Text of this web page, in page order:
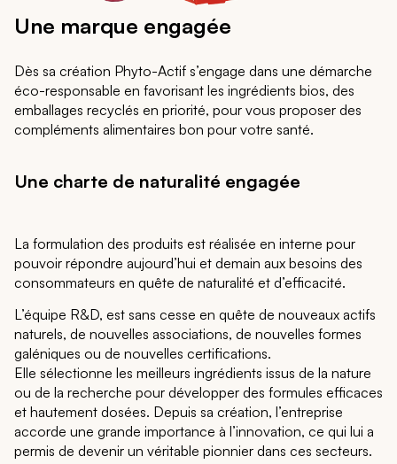
Une marque engagée
Dès sa création Phyto-Actif s’engage dans une démarche
éco-responsable en favorisant les ingrédients bios, des
emballages recyclés en priorité, pour vous proposer des
compléments alimentaires bon pour votre santé.
Une charte de naturalité engagée
La formulation des produits est réalisée en interne pour
pouvoir répondre aujourd’hui et demain aux besoins des
consommateurs en quête de naturalité et d’efficacité.
L’équipe R&D, est sans cesse en quête de nouveaux actifs
naturels, de nouvelles associations, de nouvelles formes
galéniques ou de nouvelles certifications.
Elle sélectionne les meilleurs ingrédients issus de la nature
ou de la recherche pour développer des formules efficaces
et hautement dosées. Depuis sa création, l’entreprise
accorde une grande importance à l’innovation, ce qui lui a
permis de devenir un véritable pionnier dans ces secteurs.